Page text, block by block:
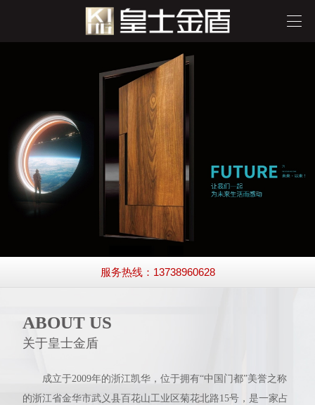
服务热线：13738960628
ABOUT US
关于皇士金盾
成立于2009年的浙江凯华，位于拥有“中国门都”美誉之称
的浙江省金华市武义县百花山工业区菊花北路15号，是一家占